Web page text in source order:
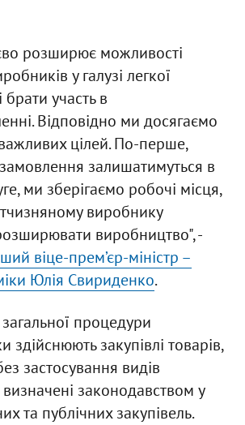
розширює можливості
у галузі легкої
участь в
Відповідно ми досягаємо
цілей. По-перше,
залишатимуться в
ми зберігаємо робочі місця,
виробнику
виробництво", -
віце-прем’єр-міністр –
Юлія Свириденко.
процедури
закупівлі товарів,
застосування видів
визначені законодавством у
та публічних закупівель.